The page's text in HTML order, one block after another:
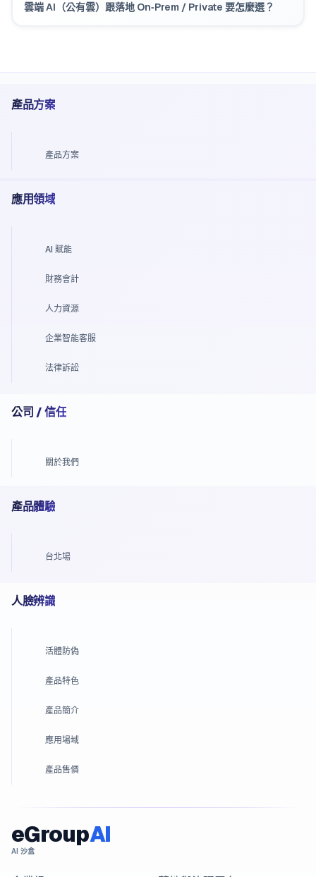
雲端 AI（公有雲）跟落地 On‑Prem / Private 要怎麼選？
產品方案
產品方案
應用領域
AI 賦能
財務會計
人力資源
企業智能客服
法律訴訟
公司 / 信任
關於我們
產品體驗
台北場
人臉辨識
活體防偽
產品特色
產品簡介
應用場域
產品售價
eGroupAI
AI 沙盒